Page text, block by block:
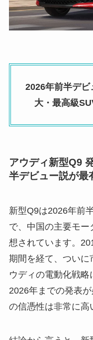
2026年前半デ
大・最高級
アウディ新型Q9
半デビュー説が最
新型Q9は2026年前
で、中国の主要モ
想されています。
期間を経て、ついに
ウディの電動化戦
2026年までの発表
の信憑性は非常に高